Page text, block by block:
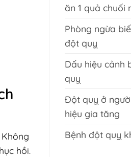
hồi.
ăn 1 quả chuối
Phòng ngừa
đột quỵ
Dấu hiệu cảnh
quỵ
Đột quỵ ở
hiệu gia tăng
Bệnh đột quỵ